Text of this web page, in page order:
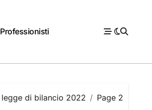
Professionisti
legge di bilancio 2022 Page 2